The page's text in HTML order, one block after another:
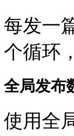
每发一
个循环
全局发布
使用全